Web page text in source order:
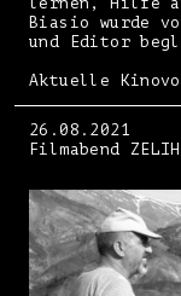
Biasio wurde
und Editor
Aktuelle
26.08.2021
Filmabend